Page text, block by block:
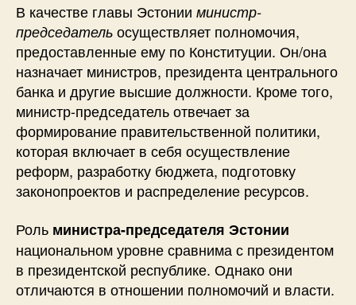
В качестве главы Эстонии министр-
председатель осуществляет полномочия,
предоставленные ему по Конституции. Он/она
назначает министров, президента центрального
банка и другие высшие должности. Кроме того,
министр-председатель отвечает за
формирование правительственной политики,
которая включает в себя осуществление
реформ, разработку бюджета, подготовку
законопроектов и распределение ресурсов.
Роль министра-председателя Эстонии
национальном уровне сравнима с президентом
в президентской республике. Однако они
отличаются в отношении полномочий и власти.